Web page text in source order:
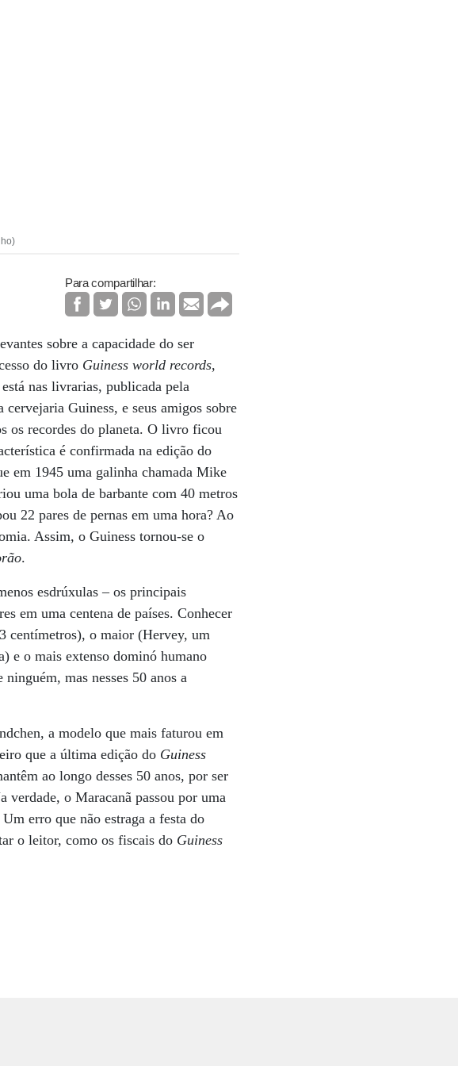
Para compartilhar:
sobre a capacidade do ser
do livro Guiness world records,
nas livrarias, publicada pela
Guiness, e seus amigos sobre
os recordes do planeta. O livro ficou
é confirmada na edição do
em 1945 uma galinha chamada Mike
uma bola de barbante com 40 metros
22 pares de pernas em uma hora? Ao
Assim, o Guiness tornou-se o
.
esdrúxulas – os principais
em uma centena de países. Conhecer
centímetros), o maior (Hervey, um
e o mais extenso dominó humano
mas nesses 50 anos a
a modelo que mais faturou em
que a última edição do Guiness
ao longo desses 50 anos, por ser
verdade, o Maracanã passou por uma
erro que não estraga a festa do
o leitor, como os fiscais do Guiness